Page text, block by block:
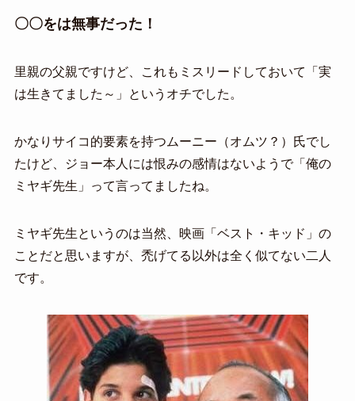
〇〇をは無事だった！
里親の父親ですけど、これもミスリードしておいて「実
は生きてました～」というオチでした。
かなりサイコ的要素を持つムーニー（オムツ？）氏でし
たけど、ジョー本人には恨みの感情はないようで「俺の
ミヤギ先生」って言ってましたね。
ミヤギ先生というのは当然、映画「ベスト・キッド」の
ことだと思いますが、禿げてる以外は全く似てない二人
です。